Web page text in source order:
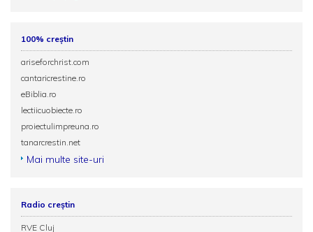
100% creștin
ariseforchrist.com
cantaricrestine.ro
eBiblia.ro
lectiicuobiecte.ro
proiectulimpreuna.ro
tanarcrestin.net
Mai multe site-uri
Radio creștin
RVE Cluj